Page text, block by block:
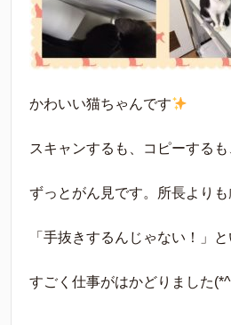
かわいい猫ちゃんです
スキャンするも、コピーするも
ずっとがん見です。所長よりも
「手抜きするんじゃない！」
すごく仕事がはかどりました